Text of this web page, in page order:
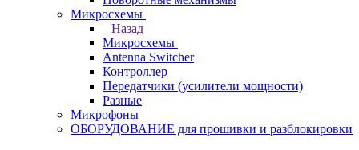
Микросхемы
Назад
Микросхемы
Antenna Switcher
Контроллер
Передатчики (усилители мощности)
Разные
Микрофоны
ОБОРУДОВАНИЕ для прошивки и разблокировки